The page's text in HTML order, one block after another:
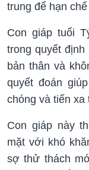
trung để hạn
Con giáp tuổi
trong quyết
bản thân và
quyết đoán
chóng và tiến xa
Con giáp này
mặt với khó
sợ thử thách